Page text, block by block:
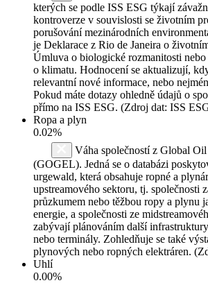
kterých se podle ISS ESG týkají
kontroverze v souvislosti se životním
porušování mezinárodních
je Deklarace z Rio de Janeira o
Úmluva o biologické rozmanitosti nebo
o klimatu. Hodnocení se aktualizují,
relevantní nové informace, nebo
Pokud máte dotazy ohledně údajů o
přímo na ISS ESG. (Zdroj dat: ISS
Ropa a plyn
0.02%
Váha společností z Global
(GOGEL). Jedná se o databázi
urgewald, která obsahuje ropné a
upstreamového sektoru, tj. společnosti
průzkumem nebo těžbou ropy a plynu
energie, a společnosti ze
zabývají plánováním další
nebo terminály. Zohledňuje se také
plynových nebo ropných elektráren.
Uhlí
0.00%